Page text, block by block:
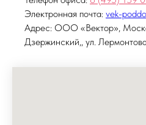
Электронная почта: vek-
Адрес: ООО «Вектор»,
Дзержинский,, ул.